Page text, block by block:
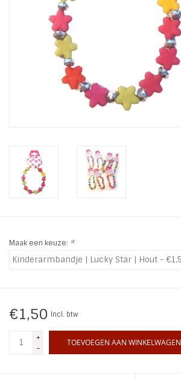
ON THE BEACH
INSPIRATIE
Maak een keuze: *
€1,50 Incl. btw
+
-
TOEVOEGEN AAN WINKELWAGEN